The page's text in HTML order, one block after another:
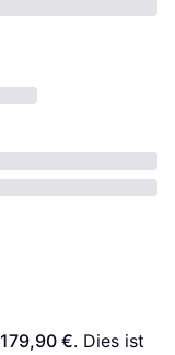
179,90 €. Dies ist